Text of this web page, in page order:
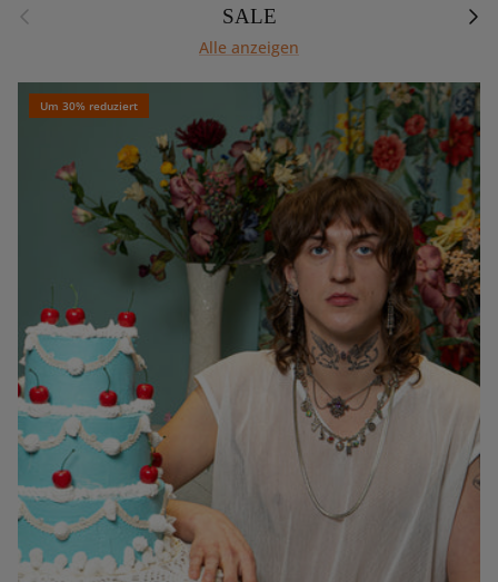
Vorherige SALE
Alle anzeigen
Um 30% reduziert